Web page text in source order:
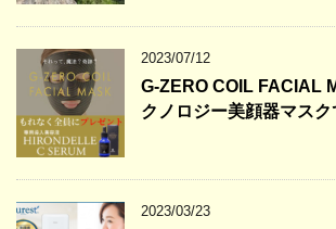
2023/07/12
G-ZERO COIL FACIAL
クノロジー美顔器マス
2023/03/23